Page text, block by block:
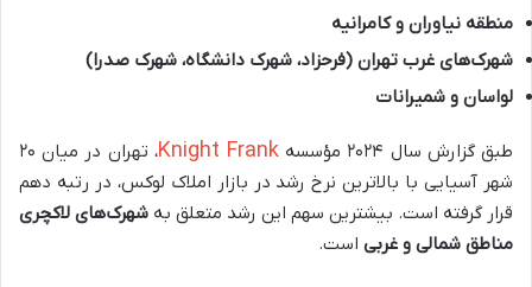
منطقه نیاوران و کامرانیه
شهرک‌های غرب تهران (فرحزاد، شهرک دانشگاه، شهرک صدرا)
لواسان و شمیرانات
طبق گزارش سال ۲۰۲۴ مؤسسه Knight Frank
، تهران در میان ۲۰
شهر آسیایی با بالاترین نرخ رشد در بازار املاک لوکس، در رتبه دهم
قرار گرفته است. بیشترین سهم این رشد متعلق به شهرک‌های لاکچری
مناطق شمالی و غربی است.